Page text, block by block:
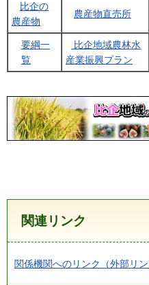
比企の
農産物
農産物直売所
要綱一
覧
比企地域農林水
産業振興プラン
関連リンク
関係機関へのリンク（外部リン